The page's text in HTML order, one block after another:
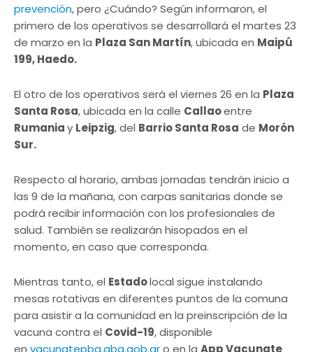
prevención, pero ¿Cuándo? Según informaron, el
primero de los operativos se desarrollará el martes 23
de marzo en la Plaza San Martín, ubicada en Maipú
199, Haedo.
El otro de los operativos será el viernes 26 en la Plaza
Santa Rosa, ubicada en la calle Callaoentre
Rumaniay Leipzig, del Barrio Santa Rosa de Morón
Sur.
Respecto al horario, ambas jornadas tendrán inicio a
las 9 de la mañana, con carpas sanitarias donde se
podrá recibir información con los profesionales de
salud. También se realizarán hisopados en el
momento, en caso que corresponda.
Mientras tanto, el Estadolocal sigue instalando
mesas rotativas en diferentes puntos de la comuna
para asistir a la comunidad en la preinscripción de la
vacuna contra el Covid-19, disponible
en vacunatepba.gba.gob.aro en la App Vacunate